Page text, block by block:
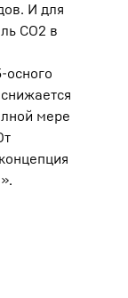
И для
CO2 в
осного
мере